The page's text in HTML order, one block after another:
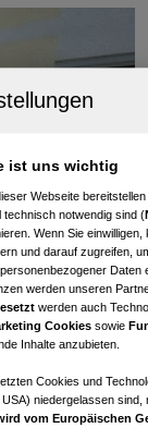
ist uns wichtig
Webseite
technisch notwendig sind (
Wenn Sie
und darauf zugreifen,
werden unseren
werden auch
Cookies sowie
Inhalte anzubieten.
Cookies und
niedergelassen
vom Europäischen